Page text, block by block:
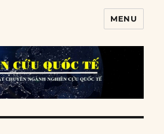
MENU